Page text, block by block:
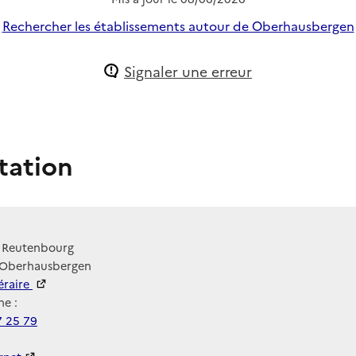
Rechercher les établissements autour de Oberhausbergen
Signaler une erreur
:
25 79